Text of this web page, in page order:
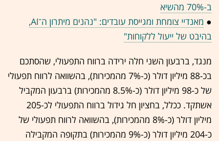
ב-70% מהשיא
●
מאנדיי צומחת ומגייסת עובדים: "נהנים מיתרון ה־AI,
בהיבט של ייעול ללקוחות"
מנגד, ברבעון השני חלה ירידה ברווח התפעולי, שהסתכם
בכ-88 מיליון דולר (כ-7% מהמכירות), בהשוואה לרווח תפעולי
של כ-98 מיליון דולר (כ-8.5% מהמכירות) ברבעון המקביל
אשתקד. ככלל, בחציון חל גידול ברווח התפעולי לכ-205
מיליון דולר (כ-8% מהמכירות), בהשוואה לרווח תפעולי של
כ-204 מיליון דולר (כ-9% מהמכירות) בתקופה המקבילה